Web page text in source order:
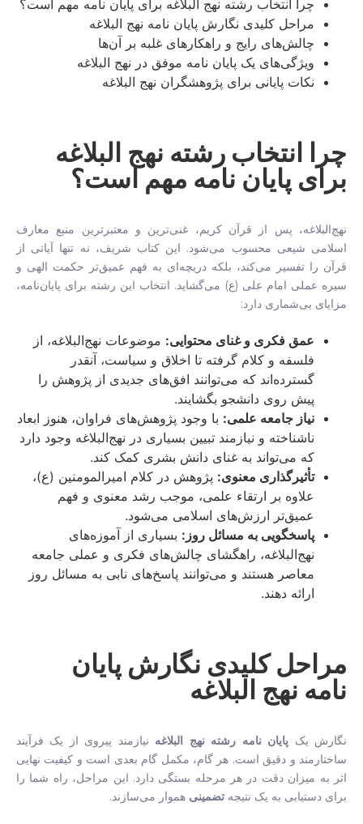
چرا انتخاب رشته نهج البلاغه برای پایان نامه مهم است؟
مراحل کلیدی نگارش پایان نامه نهج البلاغه
چالش‌های رایج و راهکارهای غلبه بر آن‌ها
ویژگی‌های یک پایان نامه موفق در نهج البلاغه
نکات پایانی برای پژوهشگران نهج البلاغه
چرا انتخاب رشته نهج البلاغه
برای پایان نامه مهم است؟
نهج‌البلاغه، پس از قرآن کریم، غنی‌ترین و معتبرترین منبع معارف
اسلامی شیعی محسوب می‌شود. این کتاب شریف، نه تنها آیاتی از
قرآن را تفسیر می‌کند، بلکه دریچه‌ای به فهم عمیق‌تر حکمت الهی و
سیره عملی امام علی (ع) می‌گشاید. انتخاب این رشته برای پایان‌نامه،
مزایای بی‌شماری دارد:
عمق فکری و غنای محتوایی: موضوعات نهج‌البلاغه، از
فلسفه و کلام گرفته تا اخلاق و سیاست، آنقدر
گسترده‌اند که می‌توانند افق‌های جدیدی از پژوهش را
پیش روی دانشجو بگشایند.
نیاز جامعه علمی: با وجود پژوهش‌های فراوان، هنوز ابعاد
ناشناخته و نیازمند تبیین بسیاری در نهج‌البلاغه وجود دارد
که می‌تواند به غنای دانش بشری کمک کند.
تأثیرگذاری معنوی: پژوهش در کلام امیرالمومنین (ع)،
علاوه بر ارتقاء علمی، موجب رشد معنوی و فهم
عمیق‌تر ارزش‌های اسلامی می‌شود.
پاسخگویی به مسائل روز: بسیاری از آموزه‌های
نهج‌البلاغه، راهگشای چالش‌های فکری و عملی جامعه
معاصر هستند و می‌توانند پاسخ‌های نابی به مسائل روز
ارائه دهند.
مراحل کلیدی نگارش پایان
نامه نهج البلاغه
نگارش یک پایان نامه رشته نهج البلاغه نیازمند پیروی از یک فرآیند
ساختارمند و دقیق است. هر گام، مکمل گام بعدی است و کیفیت نهایی
اثر به میزان دقت در هر مرحله بستگی دارد. این مراحل، راه شما را
برای دستیابی به یک نتیجه تضمینی هموار می‌سازند.